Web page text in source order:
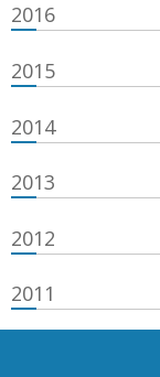
2016
2015
2014
2013
2012
2011